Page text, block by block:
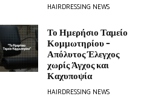
HAIRDRESSING NEWS
Το Ημερήσιο Ταμείο
Κομμωτηρίου –
Απόλυτος Έλεγχος
χωρίς Άγχος και
Καχυποψία
HAIRDRESSING NEWS